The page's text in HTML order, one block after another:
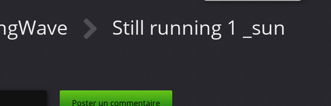
Still running 1 _sun
Poster un commentaire